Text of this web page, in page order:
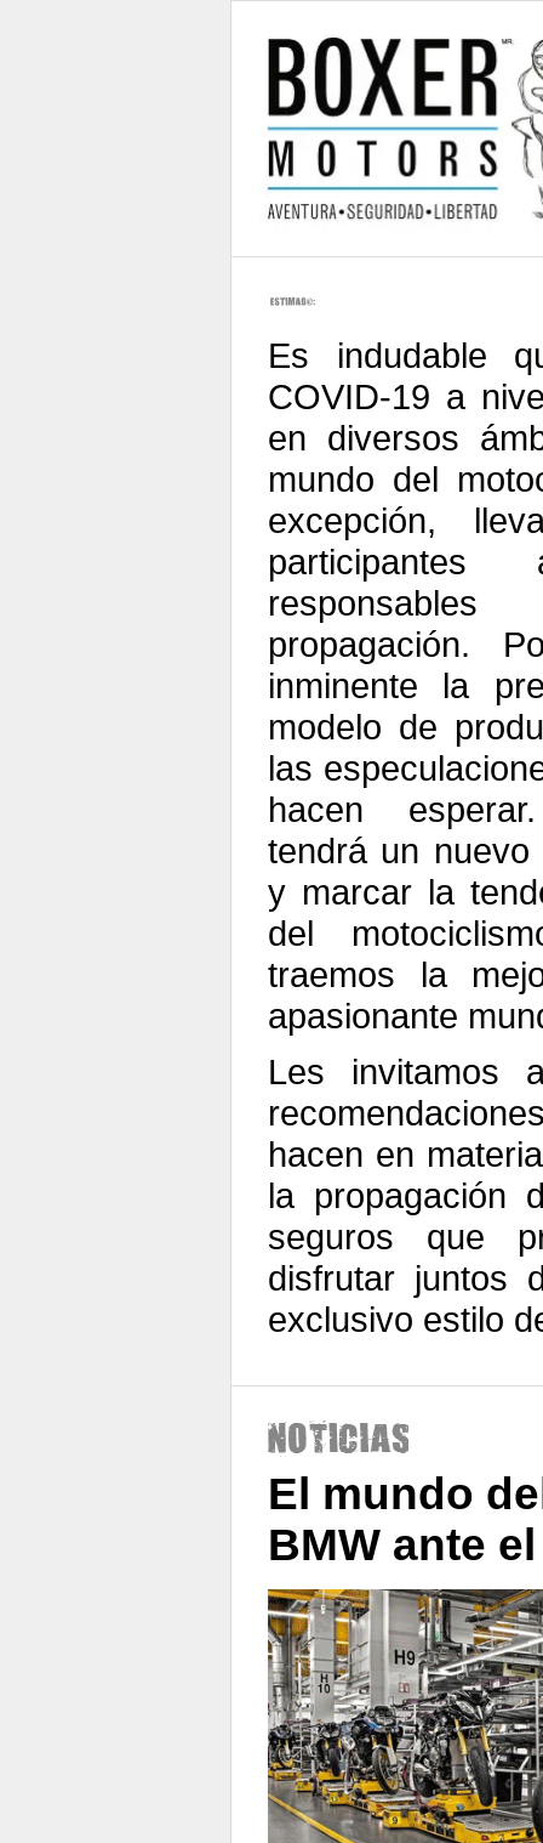
Es indudable
COVID-19 a
en diversos
mundo del
excepción,
propagación.
inminente la
modelo de
las
hacen
tendrá un
y marcar la
del
traemos la
apasionante
Les invitamos
hacen en
la propagación
seguros que
disfrutar juntos
exclusivo estilo
El mundo
BMW ante